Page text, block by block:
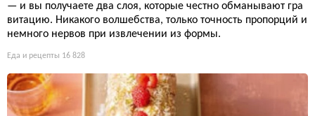
— и вы получаете два слоя, которые честно обманывают гра
витацию. Никакого волшебства, только точность пропорций и
немного нервов при извлечении из формы.
Еда и рецепты 16 828